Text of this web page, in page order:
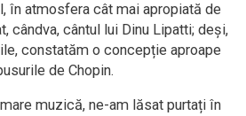
în atmosfera cât mai apropiată de
cândva, cântul lui Dinu Lipatti; deși,
constatăm o concepție aproape
opusurile de Chopin.
muzică, ne-am lăsat purtați în